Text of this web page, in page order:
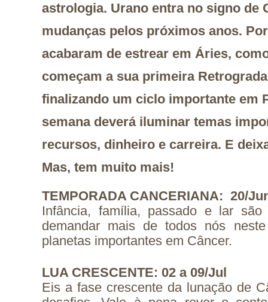
astrologia. Urano entra no signo de
mudanças pelos próximos anos.
acabaram de estrear em Áries,
começam a sua primeira
finalizando um ciclo importante em
semana deverá iluminar temas
recursos, dinheiro e carreira. E
Mas, tem muito mais!
TEMPORADA CANCERIANA: 20/
Infância, família, passado e lar
demandar mais de todos nós
planetas importantes em Câncer.
LUA CRESCENTE: 02 a 09/Jul
Eis a fase crescente da lunação de